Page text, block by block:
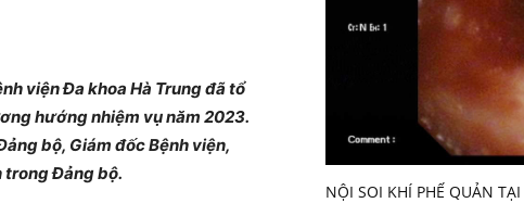
viện Đa khoa Hà Trung đã tổ
hướng nhiệm vụ năm 2023.
bộ, Giám đốc Bệnh viện,
trong Đảng bộ.
NỘI SOI KHÍ PHẾ QUẢN